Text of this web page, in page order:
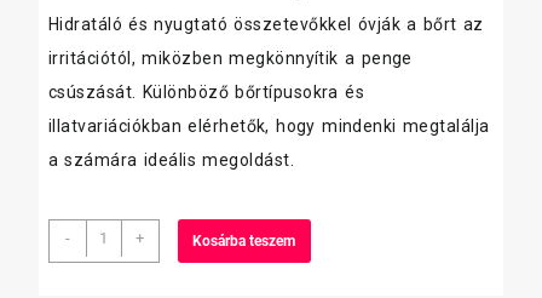
Hidratáló és nyugtató összetevőkkel óvják a bőrt az
irritációtól, miközben megkönnyítik a penge
csúszását. Különböző bőrtípusokra és
illatvariációkban elérhetők, hogy mindenki megtalálja
a számára ideális megoldást.
-
Nivea
borotvahab
+ Kosárba teszem